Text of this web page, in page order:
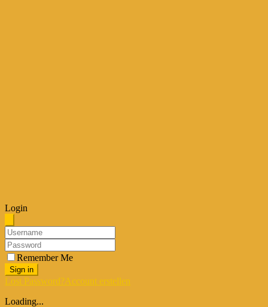
Login
Remember Me
Sign in
Lost Password?Account erstellen
Loading...